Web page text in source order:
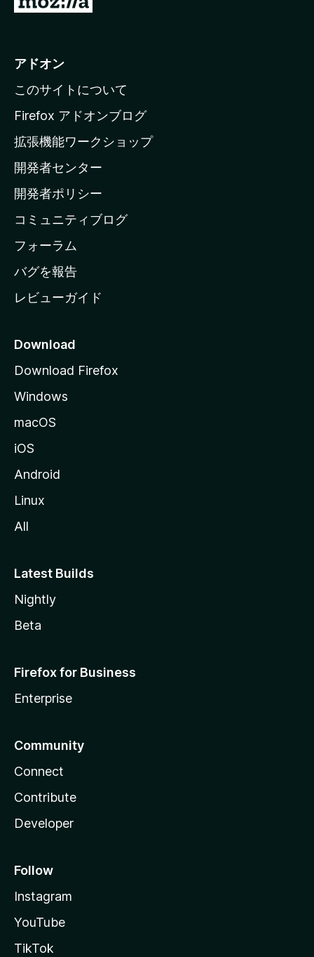
i
l
a
ホ
ー
ム
ー
ジ
へ
アドオン
このサイトについて
Firefox アドオンブログ
拡張機能ワークショップ
開発者センター
開発者ポリシー
コミュニティブログ
フォーラム
バグを報告
レビューガイド
Download
Download Firefox
Windows
macOS
iOS
Android
Linux
All
Latest Builds
Nightly
Beta
Firefox for Business
Enterprise
Community
Connect
Contribute
Developer
Follow
Instagram
YouTube
TikTok